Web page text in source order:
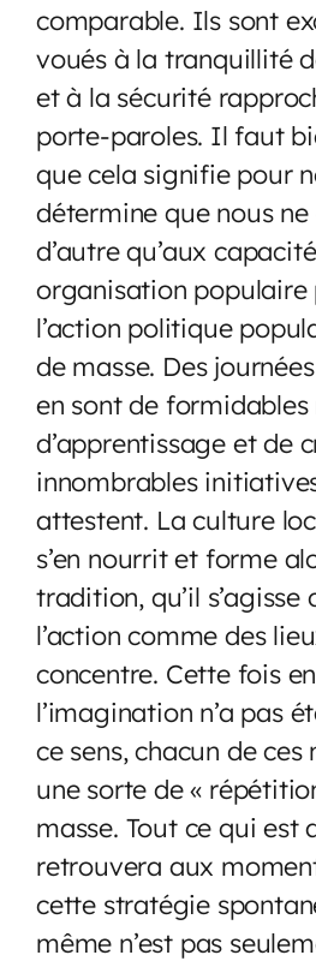
comparable. Ils sont
voués à la tranquillité
et à la sécurité
porte-paroles. Il faut
que cela signifie pour
détermine que nous
d’autre qu’aux
organisation
l’action politique
de masse. Des
en sont de
d’apprentissage et de
innombrables
attestent. La culture
s’en nourrit et forme
tradition, qu’il s’agisse
l’action comme des
concentre. Cette fois
l’imagination n’a pas
ce sens, chacun de
une sorte de «
masse. Tout ce qui est
retrouvera aux
cette stratégie
même n’est pas